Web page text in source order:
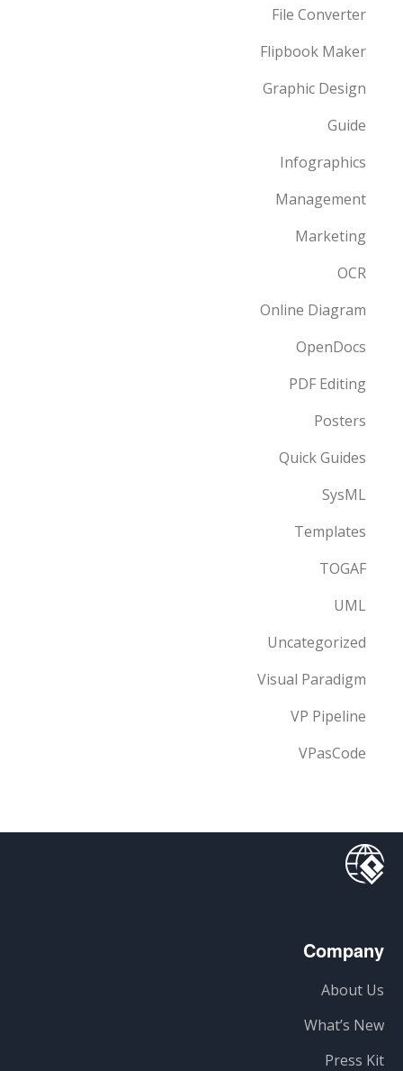
File Converter
Flipbook Maker
Graphic Design
Guide
Infographics
Management
Marketing
OCR
Online Diagram
OpenDocs
PDF Editing
Posters
Quick Guides
SysML
Templates
TOGAF
UML
Uncategorized
Visual Paradigm
VP Pipeline
VPasCode
Company
About Us
What’s New
Press Kit